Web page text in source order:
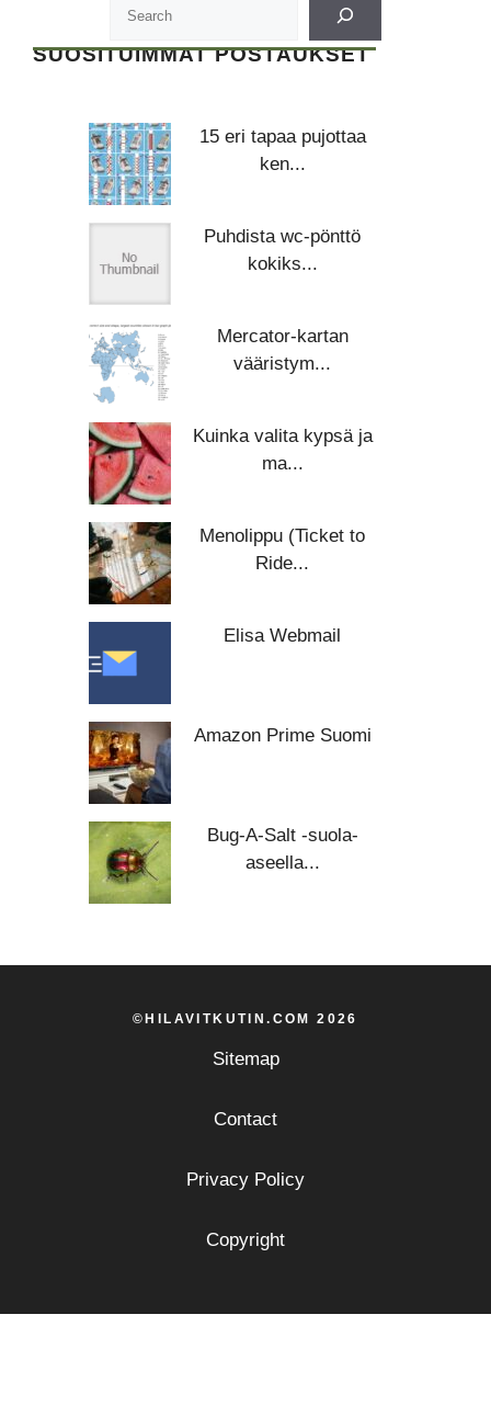
SUOSITUIMMAT POSTAUKSET
15 eri tapaa pujottaa
ken...
Puhdista wc-pönttö
kokiks...
Mercator-kartan
vääristym...
Kuinka valita kypsä ja
ma...
Menolippu (Ticket to
Ride...
Elisa Webmail
Amazon Prime Suomi
Bug-A-Salt -suola-
aseella...
©HILAVITKUTIN.COM 2026
Sitemap
Contact
Privacy Policy
Copyright